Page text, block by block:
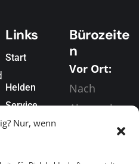
Nur, wenn
Links
Start
Helden
Service
Bürozeite
n
Vor Ort:
Nach
Absprache